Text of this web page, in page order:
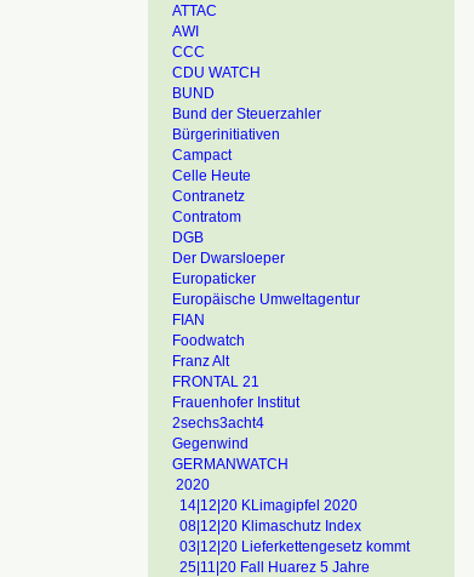
ATTAC
AWI
CCC
CDU WATCH
BUND
Bund der Steuerzahler
Bürgerinitiativen
Campact
Celle Heute
Contranetz
Contratom
DGB
Der Dwarsloeper
Europaticker
Europäische Umweltagentur
FIAN
Foodwatch
Franz Alt
FRONTAL 21
Frauenhofer Institut
2sechs3acht4
Gegenwind
GERMANWATCH
2020
14|12|20 KLimagipfel 2020
08|12|20 Klimaschutz Index
03|12|20 Lieferkettengesetz kommt
25|11|20 Fall Huarez 5 Jahre